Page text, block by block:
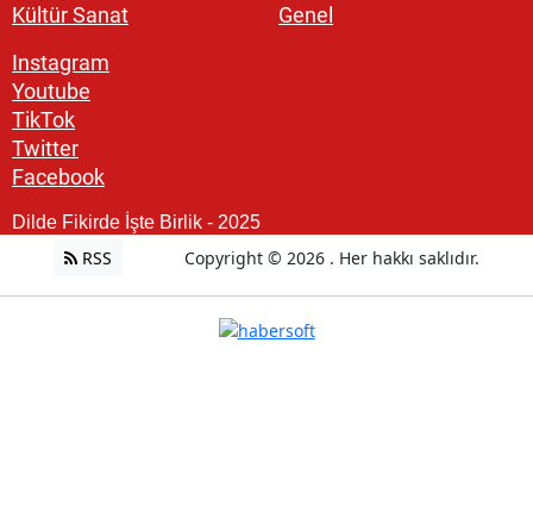
Kültür Sanat
Genel
Instagram
Youtube
TikTok
Twitter
Facebook
Dilde Fikirde İşte Birlik - 2025
RSS Copyright © 2026 . Her hakkı saklıdır.